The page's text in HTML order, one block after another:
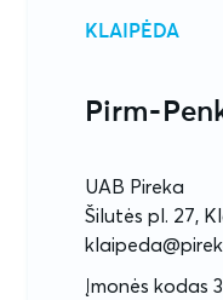
KLAIPĖDA
Pirm-
UAB Pireka
Šilutės pl. 27,
Įmonės kodas